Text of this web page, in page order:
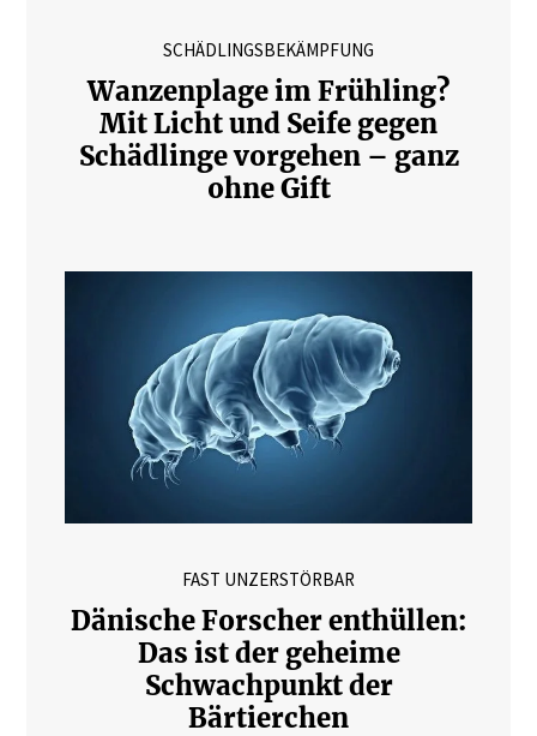
SCHÄDLINGSBEKÄMPFUNG
Wanzenplage im Frühling?
Mit Licht und Seife gegen
Schädlinge vorgehen – ganz
ohne Gift
FAST UNZERSTÖRBAR
Dänische Forscher enthüllen:
Das ist der geheime
Schwachpunkt der
Bärtierchen